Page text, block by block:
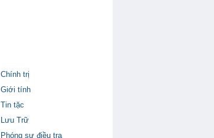
Chính trị
Giới tính
Tin tặc
Lưu Trữ
Phóng sự điều tra